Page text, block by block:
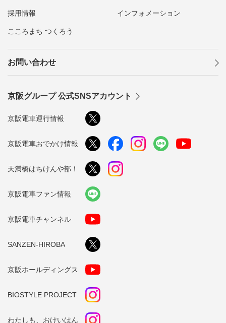
採用情報 インフォメーション
こころまち つくろう
お問い合わせ
京阪グループ 公式SNSアカウント
京阪電車運行情報
京阪電車おでかけ情報
天満橋はちけんや部！
京阪電車ファン情報
京阪電車チャンネル
SANZEN-HIROBA
京阪ホールディングス
BIOSTYLE PROJECT
わたしも、おけいはん